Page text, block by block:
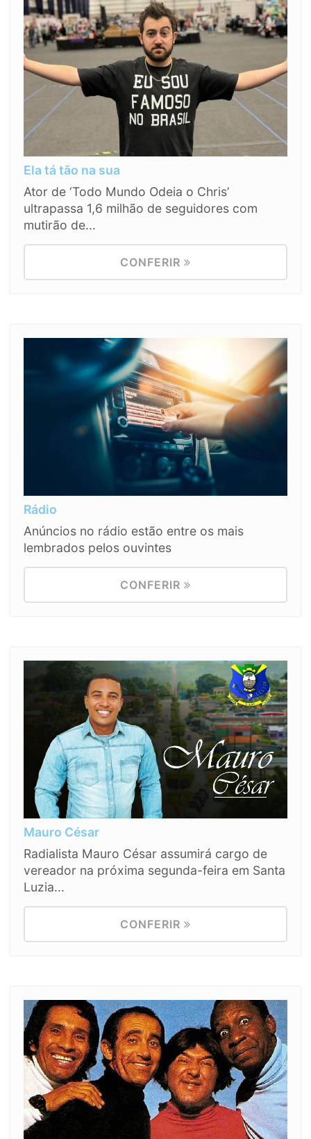
Ela tá tão na sua
Ator de ‘Todo Mundo Odeia o Chris’
ultrapassa 1,6 milhão de seguidores com
mutirão de...
CONFERIR
Rádio
Anúncios no rádio estão entre os mais
lembrados pelos ouvintes
CONFERIR
Mauro César
Radialista Mauro César assumirá cargo de
vereador na próxima segunda-feira em Santa
Luzia...
CONFERIR